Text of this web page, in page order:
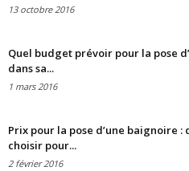
13 octobre 2016
Quel budget prévoir pour la pose
dans sa...
1 mars 2016
Prix pour la pose d’une baignoire
choisir pour...
2 février 2016